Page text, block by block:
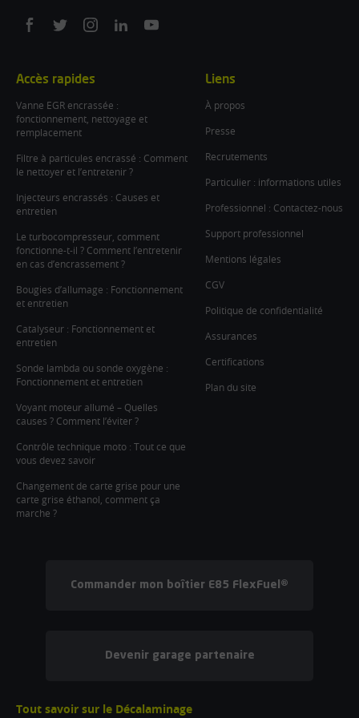
On
On
On
On
On
Accès rapides
Vanne EGR encrassée :
fonctionnement, nettoyage et
remplacement
Filtre à particules encrassé : Comment
le nettoyer et l’entretenir ?
Injecteurs encrassés : Causes et
entretien
Le turbocompresseur, comment
fonctionne-t-il ? Comment l’entretenir
en cas d’encrassement ?
Bougies d’allumage : Fonctionnement
et entretien
Catalyseur : Fonctionnement et
entretien
Sonde lambda ou sonde oxygène :
Fonctionnement et entretien
Voyant moteur allumé – Quelles
causes ? Comment l’éviter ?
Contrôle technique moto : Tout ce que
vous devez savoir
Changement de carte grise pour une
carte grise éthanol, comment ça
marche ?
Liens
À propos
Presse
Recrutements
Particulier : informations utiles
Professionnel : Contactez-nous
Support professionnel
Mentions légales
CGV
Politique de confidentialité
Assurances
Certifications
Plan du site
Commander mon boîtier E85 FlexFuel®
Devenir garage partenaire
Tout savoir sur le Décalaminage